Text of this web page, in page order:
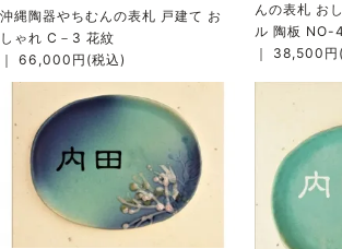
沖縄陶器やちむんの表札 戸建て お
しゃれ C－3 花紋
｜ 66,000円(税込)
んの表札 お
ル 陶板 NO-
｜ 38,500円